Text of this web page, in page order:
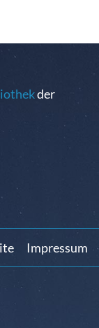
der
Impressum